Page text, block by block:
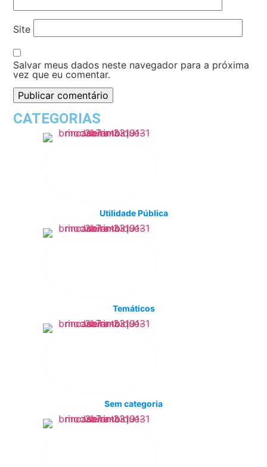
Site
Salvar meus dados neste navegador para a próxima
vez que eu comentar.
CATEGORIAS
Utilidade Pública
Temáticos
Sem categoria